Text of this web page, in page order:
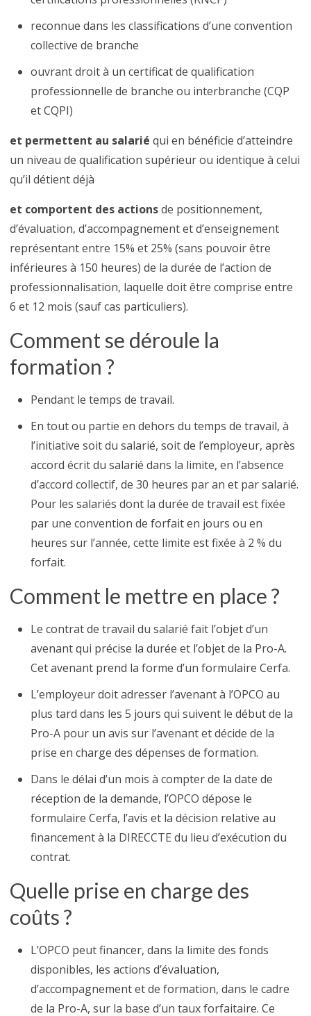
reconnue dans les classifications d’une convention
collective de branche
ouvrant droit à un certificat de qualification
professionnelle de branche ou interbranche (CQP
et CQPI)
et permettent au salarié qui en bénéficie d’atteindre
un niveau de qualification supérieur ou identique à celui
qu’il détient déjà
et comportent des actionsde positionnement,
d’évaluation, d’accompagnement et d’enseignement
représentant entre 15% et 25% (sans pouvoir être
inférieures à 150 heures) de la durée de l’action de
professionnalisation, laquelle doit être comprise entre
6 et 12 mois (sauf cas particuliers).
Comment se déroule la
formation ?
Pendant le temps de travail.
En tout ou partie en dehors du temps de travail, à
l’initiative soit du salarié, soit de l’employeur, après
accord écrit du salarié dans la limite, en l’absence
d’accord collectif, de 30 heures par an et par salarié.
Pour les salariés dont la durée de travail est fixée
par une convention de forfait en jours ou en
heures sur l’année, cette limite est fixée à 2 % du
forfait.
Comment le mettre en place ?
Le contrat de travail du salarié fait l’objet d’un
avenant qui précise la durée et l’objet de la Pro-A.
Cet avenant prend la forme d’un formulaire Cerfa.
L’employeur doit adresser l’avenant à l’OPCO au
plus tard dans les 5 jours qui suivent le début de la
Pro-A pour un avis sur l’avenant et décide de la
prise en charge des dépenses de formation.
Dans le délai d’un mois à compter de la date de
réception de la demande, l’OPCO dépose le
formulaire Cerfa, l’avis et la décision relative au
financement à la DIRECCTE du lieu d’exécution du
contrat.
Quelle prise en charge des
coûts ?
L’OPCO peut financer, dans la limite des fonds
disponibles, les actions d’évaluation,
d’accompagnement et de formation, dans le cadre
de la Pro-A, sur la base d’un taux forfaitaire. Ce